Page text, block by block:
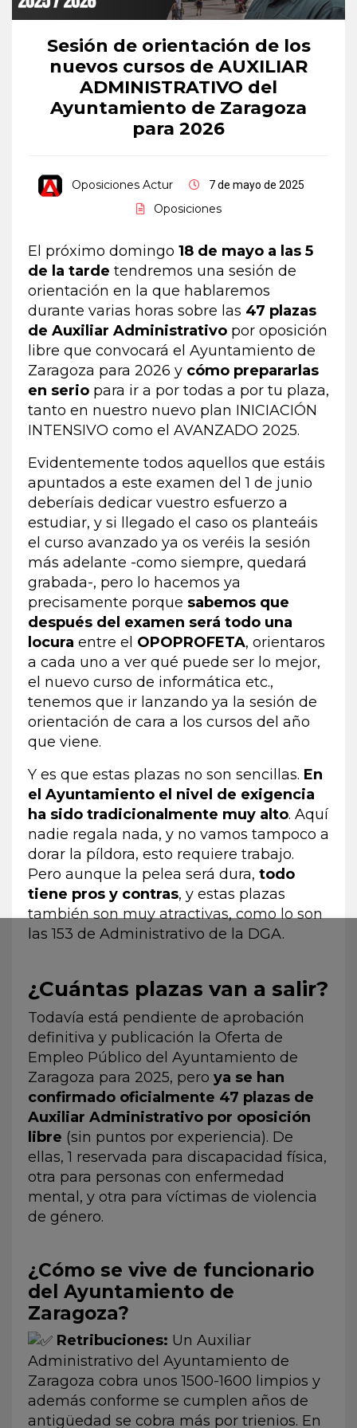
Sesión de orientación de los
nuevos cursos de AUXILIAR
ADMINISTRATIVO del
Ayuntamiento de Zaragoza
para 2026
Oposiciones Actur 7 de mayo de 2025
Oposiciones
El próximo domingo 18 de mayo a las 5
de la tarde tendremos una sesión de
orientación en la que hablaremos
durante varias horas sobre las 47 plazas
de Auxiliar Administrativo por oposición
libre que convocará el Ayuntamiento de
Zaragoza para 2026 y cómo prepararlas
en serio para ir a por todas a por tu plaza,
tanto en nuestro nuevo plan INICIACIÓN
INTENSIVO como el AVANZADO 2025.
Evidentemente todos aquellos que estáis
apuntados a este examen del 1 de junio
deberíais dedicar vuestro esfuerzo a
estudiar, y si llegado el caso os planteáis
el curso avanzado ya os veréis la sesión
más adelante -como siempre, quedará
grabada-, pero lo hacemos ya
precisamente porque sabemos que
después del examen será todo una
locura entre el OPOPROFETA, orientaros
a cada uno a ver qué puede ser lo mejor,
el nuevo curso de informática etc.,
tenemos que ir lanzando ya la sesión de
orientación de cara a los cursos del año
que viene.
Y es que estas plazas no son sencillas. En
el Ayuntamiento el nivel de exigencia
ha sido tradicionalmente muy alto. Aquí
nadie regala nada, y no vamos tampoco a
dorar la píldora, esto requiere trabajo.
Pero aunque la pelea será dura, todo
tiene pros y contras, y estas plazas
también son muy atractivas, como lo son
las 153 de Administrativo de la DGA.
¿Cuántas plazas van a salir?
Todavía está pendiente de aprobación
definitiva y publicación la Oferta de
Empleo Público del Ayuntamiento de
Zaragoza para 2025, pero ya se han
confirmado oficialmente 47 plazas de
Auxiliar Administrativo por oposición
libre (sin puntos por experiencia). De
ellas, 1 reservada para discapacidad física,
otra para personas con enfermedad
mental, y otra para víctimas de violencia
de género.
¿Cómo se vive de funcionario
del Ayuntamiento de
Zaragoza?
Retribuciones: Un Auxiliar
Administrativo del Ayuntamiento de
Zaragoza cobra unos 1500-1600 limpios y
además conforme se cumplen años de
antigüedad se cobra más por trienios. En